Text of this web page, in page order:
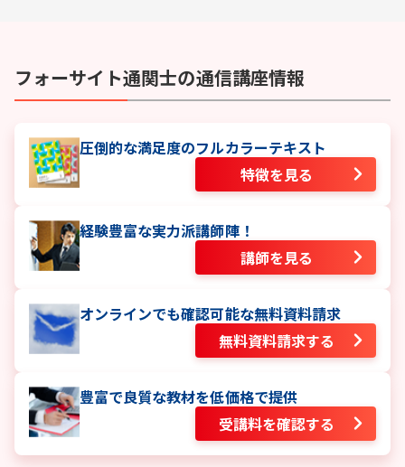
フォーサイト通関士の通信講座情報
圧倒的な満足度のフルカラーテキスト
特徴を見る
経験豊富な実力派講師陣！
講師を見る
オンラインでも確認可能な無料資料請求
無料資料請求する
豊富で良質な教材を低価格で提供
受講料を確認する